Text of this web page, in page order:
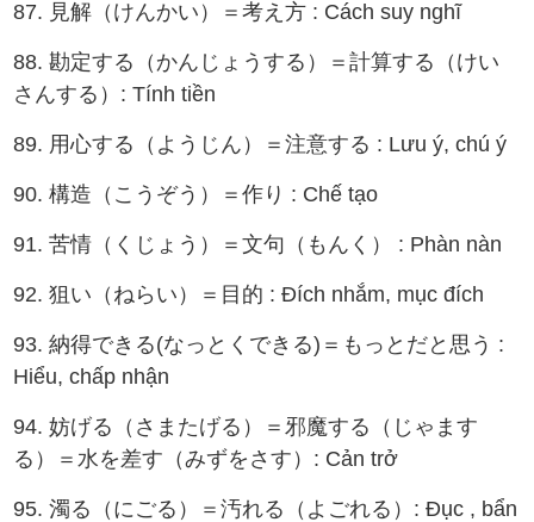
87. 見解（けんかい）＝考え方 : Cách suy nghĩ
88. 勘定する（かんじょうする）＝計算する（けい
さんする）: Tính tiền
89. 用心する（ようじん）＝注意する : Lưu ý, chú ý
90. 構造（こうぞう）＝作り : Chế tạo
91. 苦情（くじょう）＝文句（もんく） : Phàn nàn
92. 狙い（ねらい）＝目的 : Đích nhắm, mục đích
93. 納得できる(なっとくできる)＝もっとだと思う :
Hiểu, chấp nhận
94. 妨げる（さまたげる）＝邪魔する（じゃます
る）＝水を差す（みずをさす）: Cản trở
95. 濁る（にごる）＝汚れる（よごれる）: Đục , bẩn